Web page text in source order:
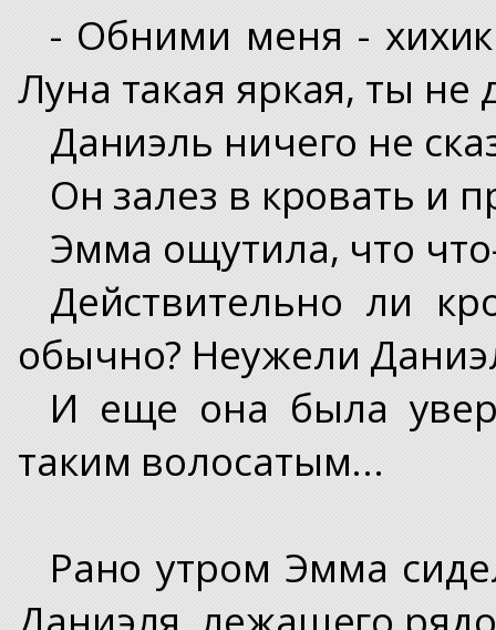
- Обними меня -
Луна такая яркая, ты не
Даниэль ничего не
Он залез в кровать и
Эмма ощутила, что
Действительно ли
обычно? Неужели
И еще она была
таким волосатым...
Рано утром Эмма